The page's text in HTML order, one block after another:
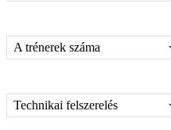
A trénerek száma
Technikai felszerelés